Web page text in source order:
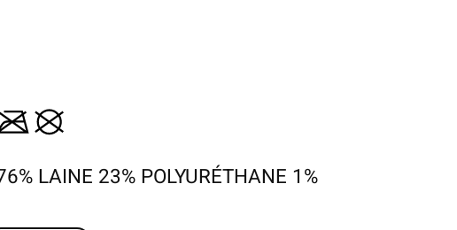
LAINE 23% POLYURÉTHANE 1%